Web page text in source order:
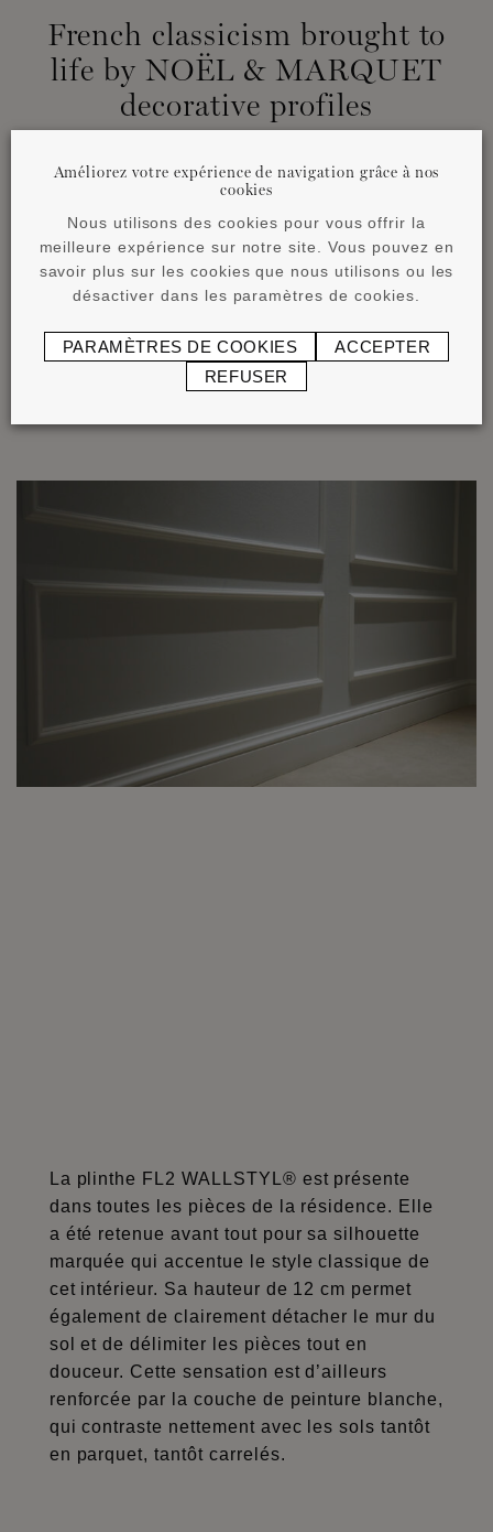
French classicism brought to
life by NOËL & MARQUET
decorative profiles
Les éléments décoratifs de NOËL & MARQUET
résidence. Présents dans toutes les pièces, les
différents profilés assurent une uniformité
architecturale et une cohérence en termes de
style de classicisme à la française qui
caractérise aujourd’hui fondamentalement
La plinthe FL2 WALLSTYL® est présente
dans toutes les pièces de la résidence. Elle
a été retenue avant tout pour sa silhouette
marquée qui accentue le style classique de
cet intérieur. Sa hauteur de 12 cm permet
également de clairement détacher le mur du
sol et de délimiter les pièces tout en
douceur. Cette sensation est d’ailleurs
renforcée par la couche de peinture blanche,
qui contraste nettement avec les sols tantôt
en parquet, tantôt carrelés.
Améliorez votre expérience de navigation grâce à nos
cookies
Nous utilisons des cookies pour vous offrir la
meilleure expérience sur notre site. Vous pouvez en
savoir plus sur les cookies que nous utilisons ou les
désactiver dans les paramètres de cookies.
PARAMÈTRES DE COOKIES
ACCEPTER
REFUSER